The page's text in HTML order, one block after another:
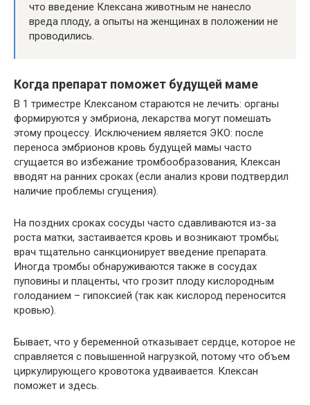
что введение Клексана животным не нанесло
вреда плоду, а опыты на женщинах в положении не
проводились.
Когда препарат поможет будущей маме
В 1 триместре Клексаном стараются не лечить: органы
формируются у эмбриона, лекарства могут помешать
этому процессу. Исключением является ЭКО: после
переноса эмбрионов кровь будущей мамы часто
сгущается во избежание тромбообразования, Клексан
вводят на ранних сроках (если анализ крови подтвердил
наличие проблемы сгущения).
На поздних сроках сосуды часто сдавливаются из-за
роста матки, застаивается кровь и возникают тромбы;
врач тщательно санкционирует введение препарата.
Иногда тромбы обнаруживаются также в сосудах
пуповины и плаценты, что грозит плоду кислородным
голоданием – гипоксией (так как кислород переносится
кровью).
Бывает, что у беременной отказывает сердце, которое не
справляется с повышенной нагрузкой, потому что объем
циркулирующего кровотока удваивается. Клексан
поможет и здесь.